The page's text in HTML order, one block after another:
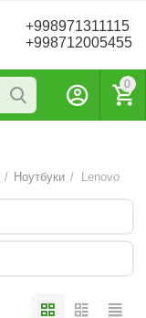
+998971311115
+998712005455
0
/ Ноутбуки / Lenovo